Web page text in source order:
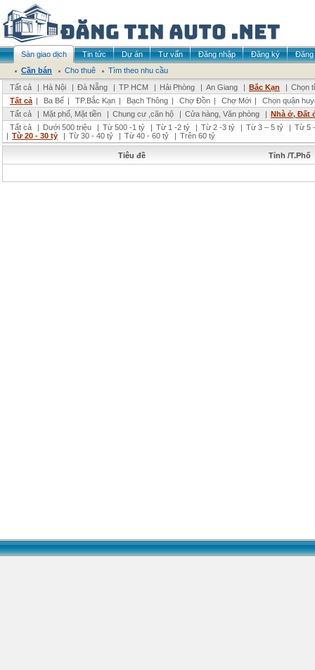
Sàn giao dịch Tin tức Dự án Tư vấn Đăng nhập Đăng ký
Đăng
Cần bán
Cho thuê
Tìm theo nhu cầu
Tất cả
| Hà Nội | Đà Nẵng | TP HCM | Hải Phòng | An Giang | Bắc Kạn | Chọn
Tất cả | Ba Bể | TP.Bắc Kạn | Bạch Thông | Chợ Đồn | Chợ Mới |
Chọn quận
Tất cả
| Mặt phố, Mặt tiền | Chung cư ,căn hộ | Cửa hàng, Văn phòng | Nhà ở, Đất
Tất cả
| Dưới 500 triệu | Từ 500 -1 tỷ | Từ 1 -2 tỷ | Từ 2 -3 tỷ | Từ 3 – 5 tỷ | Từ 5
| Từ 20 - 30 tỷ | Từ 30 - 40 tỷ | Từ 40 - 60 tỷ | Trên 60 tỷ
Tiêu đề Tỉnh /T.Phố